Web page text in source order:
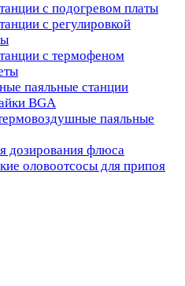
с подогревом платы
с регулировкой
с термофеном
паяльные станции
BGA
паяльные
дозирования флюса
оловоотсосы для припоя